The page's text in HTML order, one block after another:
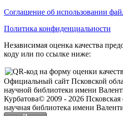
Соглашение об использовании
Политика конфиденциальности
Независимая оценка качества
коду или по ссылке ниже:
Официальный сайт Псковской
научной библиотеки имени
Курбатова© 2009 - 2026 Псковская
научная библиотека имени